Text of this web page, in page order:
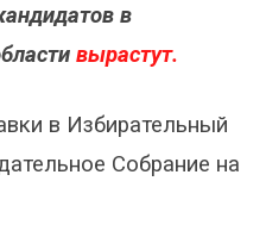
в
вырастут.
в Избирательный
Собрание на